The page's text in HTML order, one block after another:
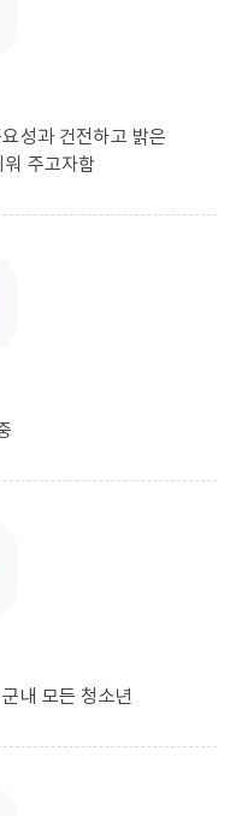
성과 건전하고 밝은
주고자함
내 모든 청소년